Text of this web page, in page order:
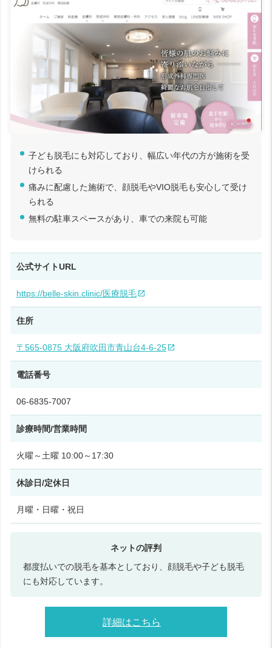
子ども脱毛にも対応しており、幅広い年代の方が施術を受
けられる
痛みに配慮した施術で、顔脱毛やVIO脱毛も安心して受け
られる
無料の駐車スペースがあり、車での来院も可能
公式サイトURL
https://belle-skin.clinic/医療脱毛
住所
〒565-0875 大阪府吹田市青山台4-6-25
電話番号
06-6835-7007
診療時間/営業時間
火曜～土曜 10:00～17:30
休診日/定休日
月曜・日曜・祝日
都度払いでの脱毛を基本としており、顔脱毛や子ども脱毛
にも対応しています。
詳細はこちら